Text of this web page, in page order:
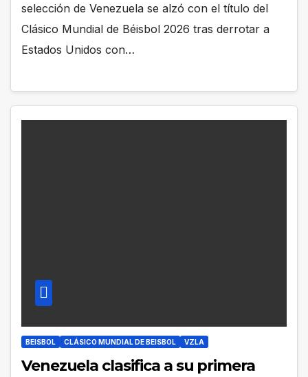
selección de Venezuela se alzó con el título del
Clásico Mundial de Béisbol 2026 tras derrotar a
Estados Unidos con…
BEISBOL CLÁSICO MUNDIAL DE BEISBOL VZLA
Venezuela clasifica a su primera